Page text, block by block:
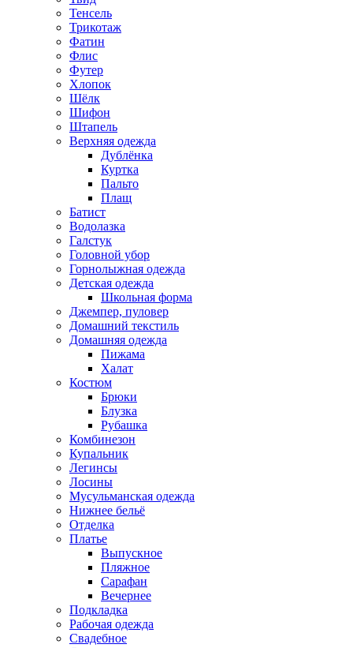
Тенсель
Трикотаж
Фатин
Флис
Футер
Хлопок
Шёлк
Шифон
Штапель
Верхняя одежда
Дублёнка
Куртка
Пальто
Плащ
Батист
Водолазка
Галстук
Головной убор
Горнолыжная одежда
Детская одежда
Школьная форма
Джемпер, пуловер
Домашний текстиль
Домашняя одежда
Пижама
Халат
Костюм
Брюки
Блузка
Рубашка
Комбинезон
Купальник
Легинсы
Лосины
Мусульманская одежда
Нижнее бельё
Отделка
Платье
Выпускное
Пляжное
Сарафан
Вечернее
Подкладка
Рабочая одежда
Свадебное